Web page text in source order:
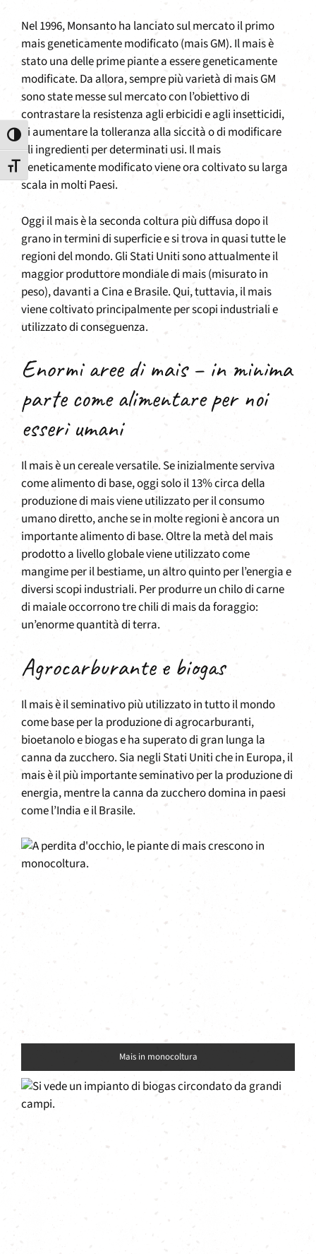
Attiva/disattiva alto contrasto
Attiva/disattiva dimensione testo
Nel 1996, Monsanto ha lanciato sul mercato il primo
mais geneticamente modificato (mais GM). Il mais è
stato una delle prime piante a essere geneticamente
modificate. Da allora, sempre più varietà di mais GM
sono state messe sul mercato con l’obiettivo di
contrastare la resistenza agli erbicidi e agli insetticidi,
di aumentare la tolleranza alla siccità o di modificare
gli ingredienti per determinati usi. Il mais
geneticamente modificato viene ora coltivato su larga
scala in molti Paesi.
Oggi il mais è la seconda coltura più diffusa dopo il
grano in termini di superficie e si trova in quasi tutte le
regioni del mondo. Gli Stati Uniti sono attualmente il
maggior produttore mondiale di mais (misurato in
peso), davanti a Cina e Brasile. Qui, tuttavia, il mais
viene coltivato principalmente per scopi industriali e
utilizzato di conseguenza.
Enormi aree di mais – in minima
parte come alimentare per noi
esseri umani
Il mais è un cereale versatile. Se inizialmente serviva
come alimento di base, oggi solo il 13% circa della
produzione di mais viene utilizzato per il consumo
umano diretto, anche se in molte regioni è ancora un
importante alimento di base. Oltre la metà del mais
prodotto a livello globale viene utilizzato come
mangime per il bestiame, un altro quinto per l’energia e
diversi scopi industriali. Per produrre un chilo di carne
di maiale occorrono tre chili di mais da foraggio:
un’enorme quantità di terra.
Agrocarburante e biogas
Il mais è il seminativo più utilizzato in tutto il mondo
come base per la produzione di agrocarburanti,
bioetanolo e biogas e ha superato di gran lunga la
canna da zucchero. Sia negli Stati Uniti che in Europa, il
mais è il più importante seminativo per la produzione di
energia, mentre la canna da zucchero domina in paesi
come l’India e il Brasile.
Mais in monocoltura